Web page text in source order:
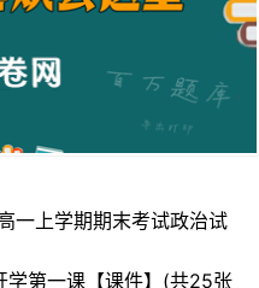
一上学期期末考试政治试
学第一课【课件】(共25张